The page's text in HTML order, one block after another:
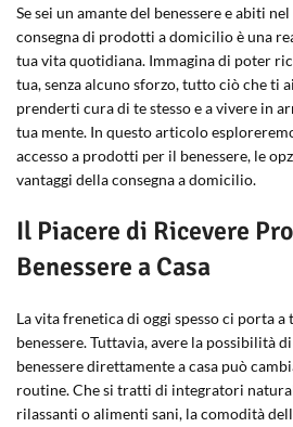
Se sei un amante del benessere e abiti
consegna di prodotti a domicilio è una
tua vita quotidiana. Immagina di poter
tua, senza alcuno sforzo, tutto ciò che ti
prenderti cura di te stesso e a vivere in
tua mente. In questo articolo
accesso a prodotti per il benessere, le
vantaggi della consegna a domicilio.
Il Piacere di Ricevere
Benessere a Casa
La vita frenetica di oggi spesso ci porta
benessere. Tuttavia, avere la possibilità
benessere direttamente a casa può
routine. Che si tratti di integratori
rilassanti o alimenti sani, la comodità